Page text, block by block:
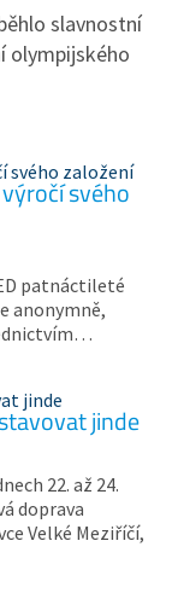
slavnostní
olympijského
svého
patnáctileté
anonymně,
jinde
22. až 24.
doprava
Velké Meziříčí,